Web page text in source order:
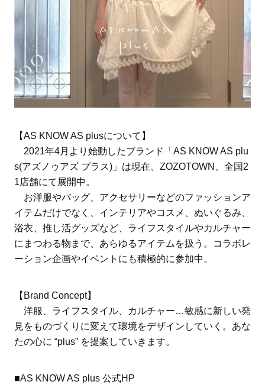
【AS KNOW AS plusについて】
2021年4月より始動したブランド「AS KNOW AS plu
s(アズノゥアズ プラス)」は現在、ZOZOTOWN、全国2
1店舗にて展開中。
お洋服やバッグ、アクセサリーなどのファッションア
イテムだけでなく、インテリアやコスメ、ぬいぐるみ、
浴衣、推し活グッズなど、ライフスタイルやカルチャー
にまつわる物まで、あらゆるアイテムを扱う。コラボレ
ーション企画やイベントにも積極的に参加中。
【Brand Concept】
洋服、ライフスタイル、カルチャー…敏感に新しい発
見をものづくりに変えて環境をデザインしていく。あな
たの心に “plus” を提案していきます。
■AS KNOW AS plus 公式HP